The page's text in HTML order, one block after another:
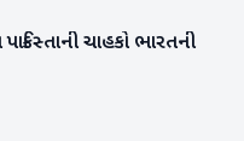
ચાહકો ભારતની